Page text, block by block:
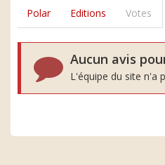
Polar Editions Votes
Aucun avis
L'équipe du site n'a